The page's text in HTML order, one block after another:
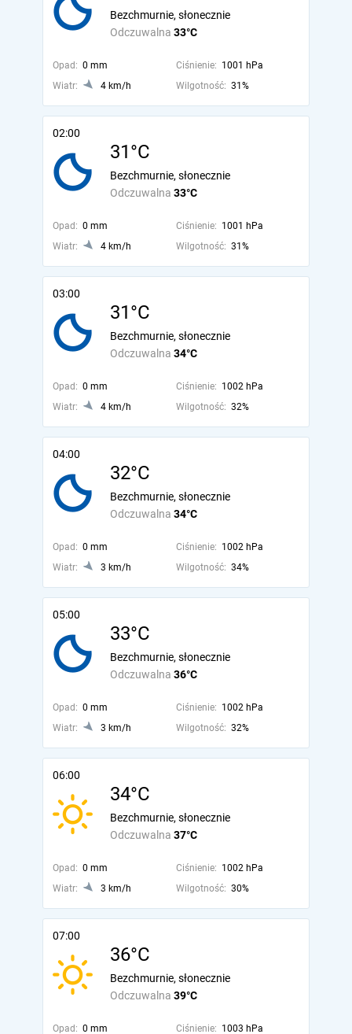
Odczuwalna 33°C
Bezchmurnie, słonecznie
Opad: 0 mm Ciśnienie: 1001 hPa
Wiatr:
4 km/h Wilgotność: 31%
02:00
31°C
Odczuwalna 33°C
Bezchmurnie, słonecznie
Opad: 0 mm Ciśnienie: 1001 hPa
Wiatr:
4 km/h Wilgotność: 31%
03:00
31°C
Odczuwalna 34°C
Bezchmurnie, słonecznie
Opad: 0 mm Ciśnienie: 1002 hPa
Wiatr:
4 km/h Wilgotność: 32%
04:00
32°C
Odczuwalna 34°C
Bezchmurnie, słonecznie
Opad: 0 mm Ciśnienie: 1002 hPa
Wiatr:
3 km/h Wilgotność: 34%
05:00
33°C
Odczuwalna 36°C
Bezchmurnie, słonecznie
Opad: 0 mm Ciśnienie: 1002 hPa
Wiatr:
3 km/h Wilgotność: 32%
06:00
34°C
Odczuwalna 37°C
Bezchmurnie, słonecznie
Opad: 0 mm Ciśnienie: 1002 hPa
Wiatr:
3 km/h Wilgotność: 30%
07:00
36°C
Odczuwalna 39°C
Bezchmurnie, słonecznie
Opad: 0 mm Ciśnienie: 1003 hPa